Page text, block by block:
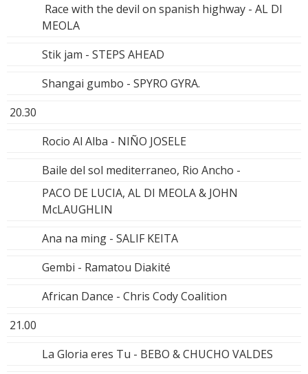
Race with the devil on spanish highway - AL DI
MEOLA
Stik jam - STEPS AHEAD
Shangai gumbo - SPYRO GYRA.
20.30
Rocio Al Alba - NIÑO JOSELE
Baile del sol mediterraneo, Rio Ancho -
PACO DE LUCIA, AL DI MEOLA & JOHN
McLAUGHLIN
Ana na ming - SALIF KEITA
Gembi - Ramatou Diakité
African Dance - Chris Cody Coalition
21.00
La Gloria eres Tu - BEBO & CHUCHO VALDES